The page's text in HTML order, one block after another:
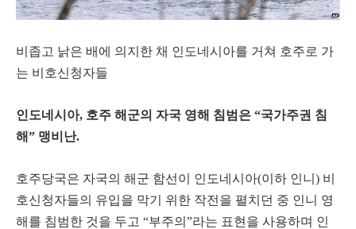
비좁고 낡은 배에 의지한 채 인도네시아를 거쳐 호주로 가
는 비호신청자들
인도네시아, 호주 해군의 자국 영해 침범은 “국가주권 침
해” 맹비난.
호주당국은 자국의 해군 함선이 인도네시아(이하 인니) 비
호신청자들의 유입을 막기 위한 작전을 펼치던 중 인니 영
해를 침범한 것을 두고 “부주의”라는 표현을 사용하며 인